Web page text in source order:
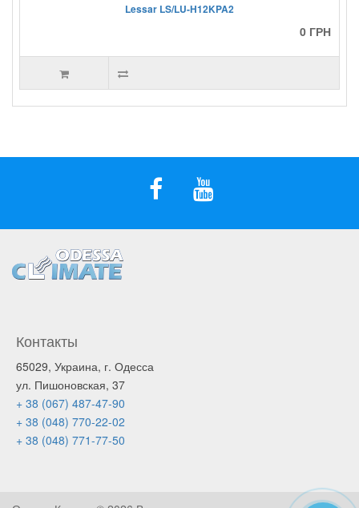
Lessar LS/LU-H12KPA2
0 ГРН
Контакты
65029, Украина, г. Одесса
ул. Пишоновская, 37
+ 38 (067) 487-47-90
+ 38 (048) 770-22-02
+ 38 (048) 771-77-50